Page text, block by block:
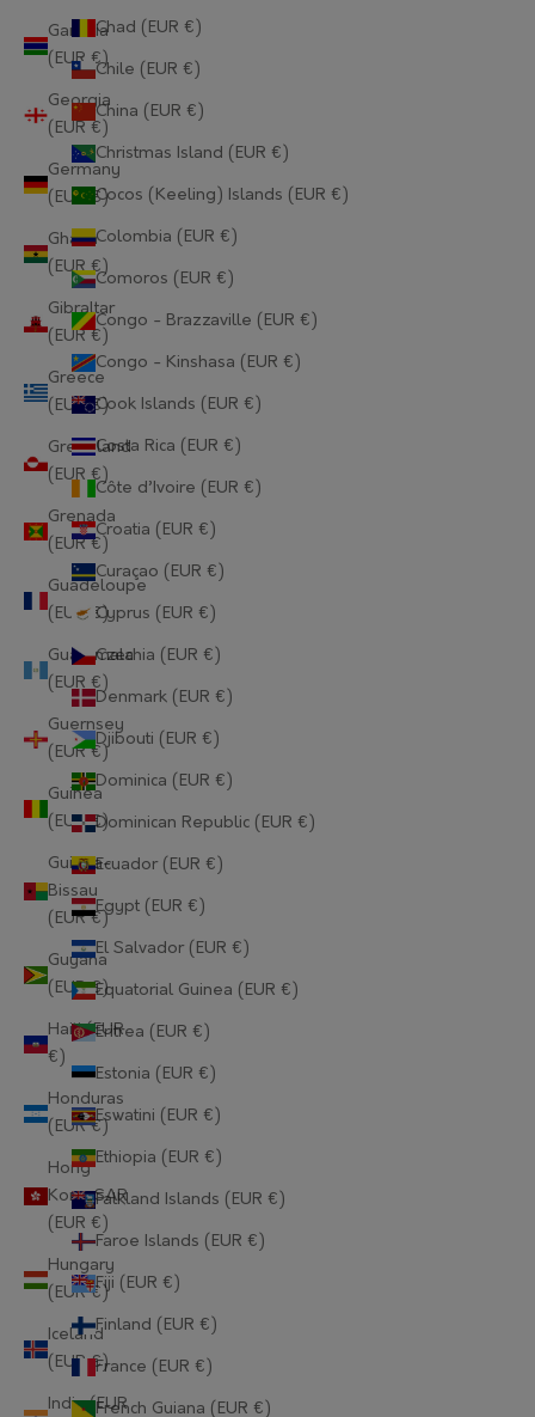
Gambia
(EUR €)
Georgia
(EUR €)
Germany
(EUR €)
Ghana
(EUR €)
Gibraltar
(EUR €)
Greece
(EUR €)
Greenland
(EUR €)
Grenada
(EUR €)
Guadeloupe
(EUR €)
Guatemala
(EUR €)
Guernsey
(EUR €)
Guinea
(EUR €)
Guinea-
Bissau
(EUR €)
Guyana
(EUR €)
Haiti (EUR
€)
Honduras
(EUR €)
Hong
Kong SAR
(EUR €)
Hungary
(EUR €)
Iceland
(EUR €)
India (EUR
Chad (EUR €)
Chile (EUR €)
China (EUR €)
Christmas Island (EUR €)
Cocos (Keeling) Islands (EUR €)
Colombia (EUR €)
Comoros (EUR €)
Congo - Brazzaville (EUR €)
Congo - Kinshasa (EUR €)
Cook Islands (EUR €)
Costa Rica (EUR €)
Côte d’Ivoire (EUR €)
Croatia (EUR €)
Curaçao (EUR €)
Cyprus (EUR €)
Czechia (EUR €)
Denmark (EUR €)
Djibouti (EUR €)
Dominica (EUR €)
Dominican Republic (EUR €)
Ecuador (EUR €)
Egypt (EUR €)
El Salvador (EUR €)
Equatorial Guinea (EUR €)
Eritrea (EUR €)
Estonia (EUR €)
Eswatini (EUR €)
Ethiopia (EUR €)
Falkland Islands (EUR €)
Faroe Islands (EUR €)
Fiji (EUR €)
Finland (EUR €)
France (EUR €)
French Guiana (EUR €)